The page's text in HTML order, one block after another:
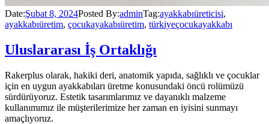
Date:Şubat 8, 2024Posted By:adminTag:ayakkabıüreticisi,
ayakkabıüretim, çocukayakabıüretim, türkiyeçocukayakkabı
Uluslararası İş Ortaklığı
Rakerplus olarak, hakiki deri, anatomik yapıda, sağlıklı ve çocuklar
için en uygun ayakkabıları üretme konusundaki öncü rolümüzü
sürdürüyoruz. Estetik tasarımlarımız ve dayanıklı malzeme
kullanımımız ile müşterilerimize her zaman en iyisini sunmayı
amaçlıyoruz.